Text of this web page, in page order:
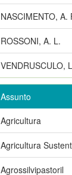
NASCIMENTO, A.
ROSSONI, A. L.
VENDRUSCULO,
Assunto
Agricultura
Agricultura
Agrossilvipastoril